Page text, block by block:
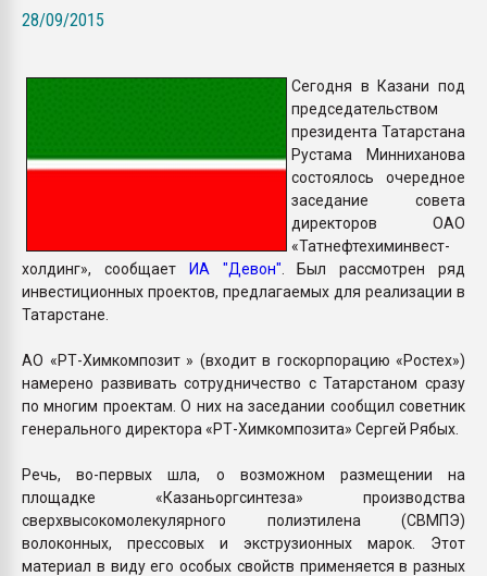
28/09/2015
Сегодня в Казани под
председательством
президента Татарстана
Рустама Минниханова
состоялось очередное
заседание совета
директоров ОАО
«Татнефтехиминвест-
холдинг», сообщает ИА "Девон" . Был рассмотрен ряд
инвестиционных проектов, предлагаемых для реализации в
Татарстане.
АО «РТ-Химкомпозит » (входит в госкорпорацию «Ростех»)
намерено развивать сотрудничество с Татарстаном сразу
по многим проектам. О них на заседании сообщил советник
генерального директора «РТ-Химкомпозита» Сергей Рябых.
Речь, во-первых шла, о возможном размещении на
площадке «Казаньоргсинтеза» производства
сверхвысокомолекулярного полиэтилена (СВМПЭ)
волоконных, прессовых и экструзионных марок. Этот
материал в виду его особых свойств применяется в разных